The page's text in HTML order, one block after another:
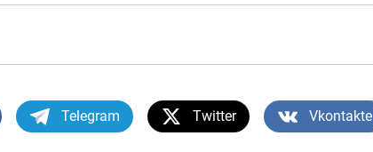
Telegram Twitter Vkontakte